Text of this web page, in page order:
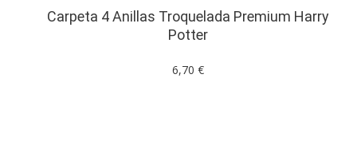
Carpeta 4 Anillas Troquelada Premium Harry
Potter
6,70 €